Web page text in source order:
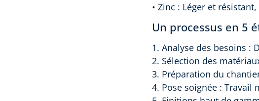
• Zinc : Léger et
Un processus en 5
1. Analyse des besoins :
2. Sélection des
3. Préparation du
4. Pose soignée :